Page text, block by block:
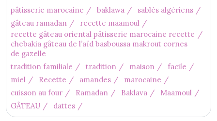
pâtisserie marocaine baklawa
sablés algériens
gâteau ramadan
recette maamoul
recette gâteau oriental pâtisserie marocaine recette
chebakia gâteau de l’aïd basboussa makrout cornes
de gazelle
tradition familiale
tradition maison
facile
miel
Recette amandes
marocaine
cuisson au four
Ramadan Baklava
Maamoul
GÂTEAU
dattes